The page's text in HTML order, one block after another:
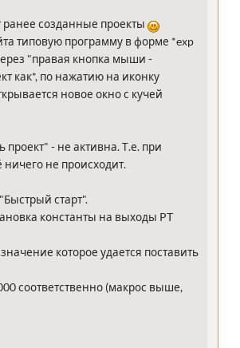
ранее созданные проекты
типовую программу в форме *exp
"правая кнопка мыши -
как*, по нажатию на иконку
новое окно с кучей
проект" - не активна. Т.е. при
не происходит.
старт".
константы на выходы PT
которое удается поставить
соответственно (макрос выше,